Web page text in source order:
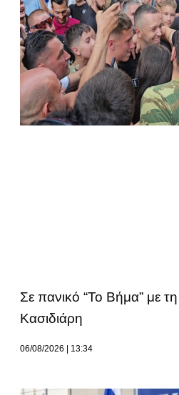
Σε πανικό “Το Βήμα” με
Κασιδιάρη
06/08/2026 13:34